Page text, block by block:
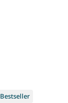
Bestseller